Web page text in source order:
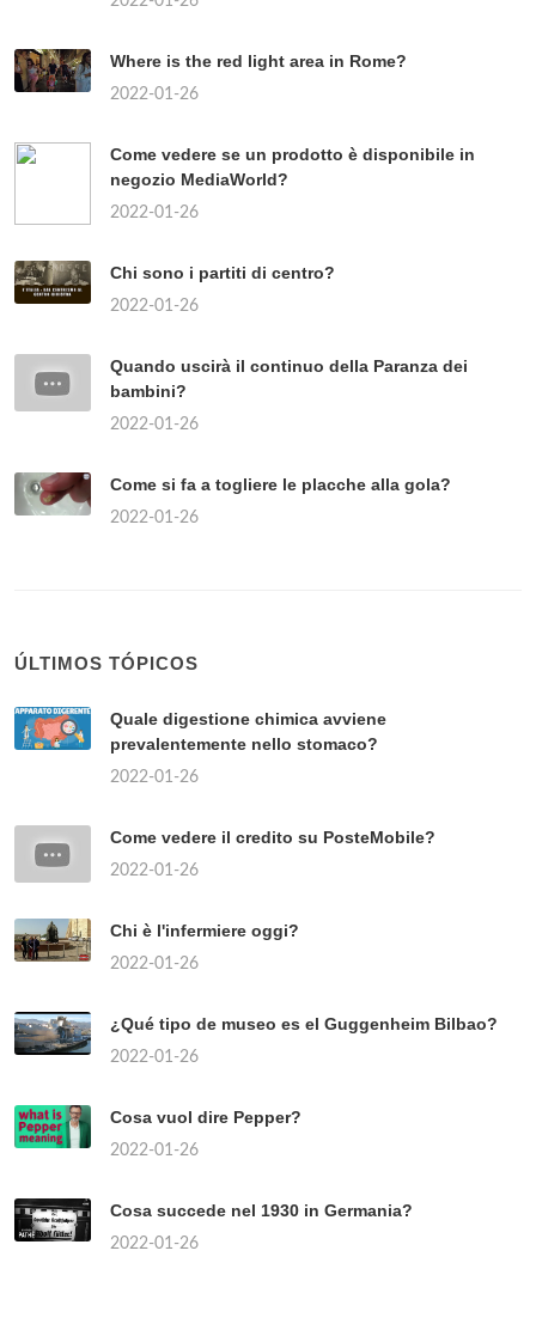
Where is the red light area in Rome?
2022-01-26
Come vedere se un prodotto è disponibile in
negozio MediaWorld?
2022-01-26
Chi sono i partiti di centro?
2022-01-26
Quando uscirà il continuo della Paranza dei
bambini?
2022-01-26
Come si fa a togliere le placche alla gola?
2022-01-26
ÚLTIMOS TÓPICOS
Quale digestione chimica avviene
prevalentemente nello stomaco?
2022-01-26
Come vedere il credito su PosteMobile?
2022-01-26
Chi è l'infermiere oggi?
2022-01-26
¿Qué tipo de museo es el Guggenheim Bilbao?
2022-01-26
Cosa vuol dire Pepper?
2022-01-26
Cosa succede nel 1930 in Germania?
2022-01-26